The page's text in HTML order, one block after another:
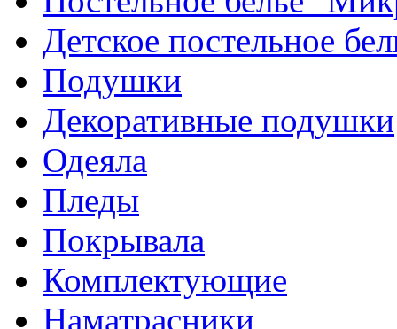
Детское постельное
Подушки
Декоративные подушки
Одеяла
Пледы
Покрывала
Комплектующие
Наматрасники